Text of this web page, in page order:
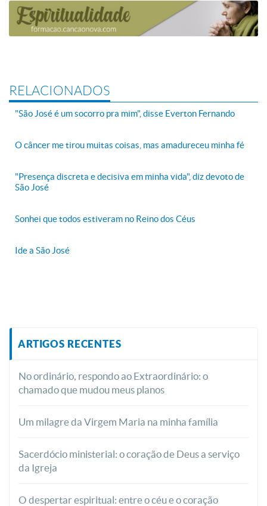
RELACIONADOS
"São José é um socorro pra mim", disse Everton Fernando
O câncer me tirou muitas coisas, mas amadureceu minha fé
"Presença discreta e decisiva em minha vida", diz devoto de
São José
Sonhei que todos estiveram no Reino dos Céus
Ide a São José
ARTIGOS RECENTES
No ordinário, respondo ao Extraordinário: o
chamado que mudou meus planos
Um milagre da Virgem Maria na minha família
Sacerdócio ministerial: o coração de Deus a serviço
da Igreja
O despertar espiritual: entre o céu e o coração